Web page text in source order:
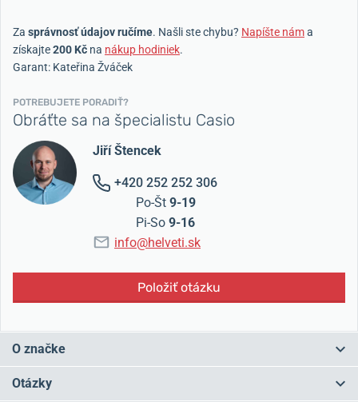
Za správnosť údajov ručíme. Našli ste chybu? Napíšte náma
získajte200 Kč na nákup hodiniek.
Garant: Kateřina Žváček
POTREBUJETE PORADIŤ?
Obráťte sa na špecialistu Casio
Jiří Štencek
+420 252 252 306
Po-Št 9-19
Pi-So 9-16
info@helveti.sk
Položiť otázku
O značke
na svete
Otázky